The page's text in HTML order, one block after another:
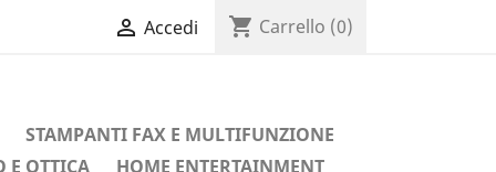
 Accedi shopping_cart Carrello (0)
STAMPANTI FAX E MULTIFUNZIONE
E OTTICA
HOME ENTERTAINMENT